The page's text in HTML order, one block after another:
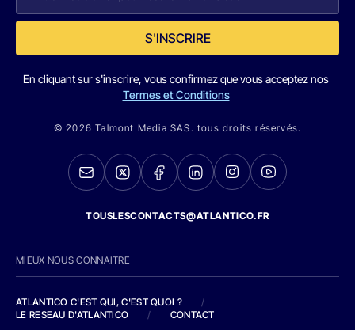
S'INSCRIRE
En cliquant sur s'inscrire, vous confirmez que vous acceptez nos
Termes et Conditions
© 2026 Talmont Media SAS. tous droits réservés.
TOUSLESCONTACTS@ATLANTICO.FR
MIEUX NOUS CONNAITRE
ATLANTICO C'EST QUI, C'EST QUOI ?
/
LE RESEAU D'ATLANTICO
/ CONTACT